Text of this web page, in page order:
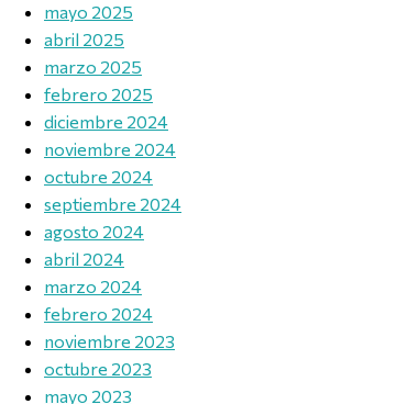
mayo 2025
abril 2025
marzo 2025
febrero 2025
diciembre 2024
noviembre 2024
octubre 2024
septiembre 2024
agosto 2024
abril 2024
marzo 2024
febrero 2024
noviembre 2023
octubre 2023
mayo 2023